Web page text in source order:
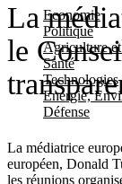
Economie
Politique
Agriculture
Santé
Technologies
Energie,
Défense
La
le
La médiatrice
européen, Donald
les réunions